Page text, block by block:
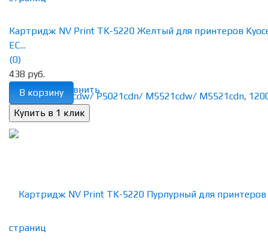
избранное сравнить
Картридж NV Print TK-5220 Желтый для принтеров
EC...
(0)
438 руб.
В корзину